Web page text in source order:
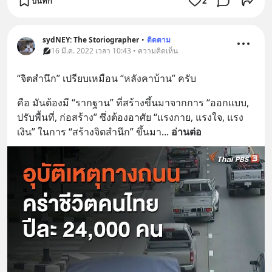
sydNEY: The Storiographer • ติดตาม
16 มี.ค. 2022 เวลา 10:43 • ความคิดเห็น
“จิตสำนึก” เปรียบเหมือน “หลังคาบ้าน” ครับ
คือ มันต้องมี “รากฐาน” ที่สร้างขึ้นมาจากการ “ออกแบบ,
ปรับพื้นที่, ก่อสร้าง” ซึ่งต้องอาศัย “แรงกาย, แรงใจ, แรง
เงิน” ในการ “สร้างจิตสำนึก” ขึ้นมา... อ่านต่อ